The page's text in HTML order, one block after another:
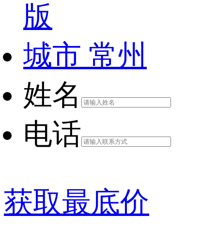
版
城市 常州
姓名
电话
获取最底价